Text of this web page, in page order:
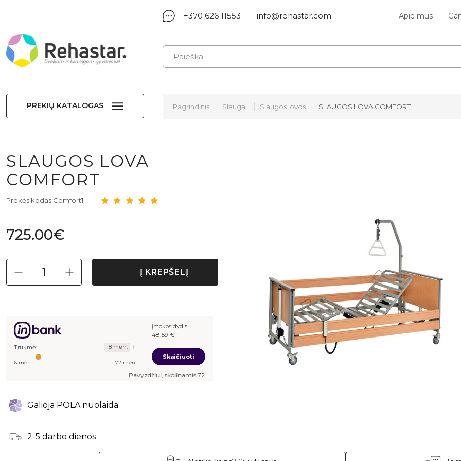
+370 626 11553 info@rehastar.com Apie mus
PREKIŲ KATALOGAS Pagrindinis Slaugai Slaugos lovos SLAUGOS LOVA COMFORT
SLAUGOS LOVA
COMFORT
Prekės kodas Comfort1
725.00€
Į KREPŠELĮ
Trukmė: − 18 mėn. +
6 mėn. 72 mėn.
Įmokos dydis
48,59 €
Skaičiuoti
Pavyzdžiui, skolinantis725,00€, kai sutartis sudaroma
Galioja POLA nuolaida
2-5 darbo dienos